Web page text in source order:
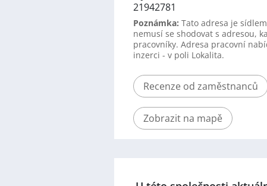
21942781
Poznámka: Tato adresa je
nemusí se shodovat s adresou,
pracovníky. Adresa pracovní
inzerci - v poli Lokalita.
Recenze od zaměstnanců
Zobrazit na mapě